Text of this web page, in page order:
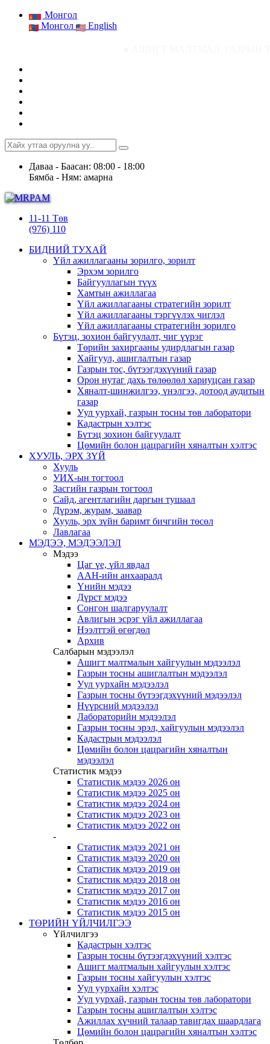
Монгол
Монгол
English
Даваа - Баасан: 08:00 - 18:00
Бямба - Ням: амарна
11-11 Төв
(976) 110
БИДНИЙ ТУХАЙ
Үйл ажиллагааны зорилго, зорилт
Эрхэм зорилго
Байгууллагын түүх
Хамтын ажиллагаа
Үйл ажиллагааны стратегийн зорилт
Үйл ажиллагааны тэргүүлэх чиглэл
Үйл ажиллагааны стратегийн зорилго
Бүтэц, зохион байгуулалт, чиг үүрэг
Төрийн захиргааны удирдлагын газар
Хайгуул, ашиглалтын газар
Газрын тос, бүтээгдэхүүний газар
Орон нутаг дахь төлөөлөл хариуцсан газар
Хяналт-шинжилгээ, үнэлгээ, дотоод аудитын
газар
Уул уурхай, газрын тосны төв лаборатори
Кадастрын хэлтэс
Бүтэц зохион байгуулалт
Цөмийн болон цацрагийн хяналтын хэлтэс
ХУУЛЬ, ЭРХ ЗҮЙ
Хууль
УИХ-ын тогтоол
Засгийн газрын тогтоол
Сайд, агентлагийн даргын тушаал
Дүрэм, журам, заавар
Хууль, эрх зүйн баримт бичгийн төсөл
Лавлагаа
МЭДЭЭ, МЭДЭЭЛЭЛ
Мэдээ
Цаг үе, үйл явдал
ААН-ийн анхааралд
Үнийн мэдээ
Дүрст мэдээ
Сонгон шалгаруулалт
Авлигын эсрэг үйл ажиллагаа
Нээлттэй өгөгдөл
Архив
Салбарын мэдээлэл
Ашигт малтмалын хайгуулын мэдээлэл
Газрын тосны ашиглалтын мэдээлэл
Уул уурхайн мэдээлэл
Газрын тосны бүтээгдэхүүний мэдээлэл
Нүүрсний мэдээлэл
Лабораторийн мэдээлэл
Газрын тосны эрэл, хайгуулын мэдээлэл
Кадастрын мэдээлэл
Цөмийн болон цацрагийн хяналтын
мэдээлэл
Статистик мэдээ
Статистик мэдээ 2026 он
Статистик мэдээ 2025 он
Статистик мэдээ 2024 он
Статистик мэдээ 2023 он
Статистик мэдээ 2022 он
-
Статистик мэдээ 2021 он
Статистик мэдээ 2020 он
Статистик мэдээ 2019 он
Статистик мэдээ 2018 он
Статистик мэдээ 2017 он
Статистик мэдээ 2016 он
Статистик мэдээ 2015 он
ТӨРИЙН ҮЙЛЧИЛГЭЭ
Үйлчилгээ
Кадастрын хэлтэс
Газрын тосны бүтээгдэхүүний хэлтэс
Ашигт малтмалын хайгуулын хэлтэс
Газрын тосны хайгуулын хэлтэс
Уул уурхайн хэлтэс
Уул уурхай, газрын тосны төв лаборатори
Газрын тосны ашиглалтын хэлтэс
Ажиллах хүчний талаар тавигдах шаардлага
Цөмийн болон цацрагийн хяналтын хэлтэс